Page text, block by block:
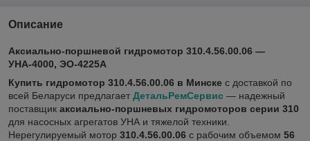
Описание
Аксиально-поршневой гидромотор 310.4.56.00.06 —
УНА-4000, ЭО-4225А
Купить гидромотор 310.4.56.00.06 в Минске с доставкой по
всей Беларуси предлагает ДетальРемСервис — надежный
поставщик аксиально-поршневых гидромоторов серии 310
для насосных агрегатов УНА и тяжелой техники.
Нерегулируемый мотор 310.4.56.00.06 с рабочим объемом 56